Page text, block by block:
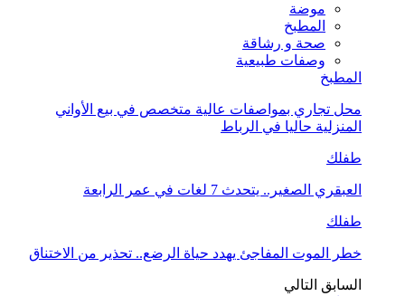
موضة
المطبخ
صحة و رشاقة
وصفات طبيعية
المطبخ
محل تجاري بمواصفات عالية متخصص في بيع الأواني
المنزلية حاليا في الرباط
طفلك
العبقري الصغير.. يتحدث 7 لغات في عمر الرابعة
طفلك
خطر الموت المفاجئ يهدد حياة الرضع.. تحذير من الاختناق
السابق التالي